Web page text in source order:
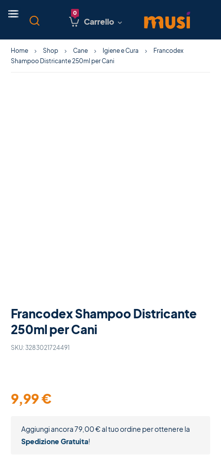
Carrello
Home Shop Cane Igiene e Cura
Francodex
Shampoo Districante 250ml per Cani
Francodex Shampoo Districante
250ml per Cani
SKU: 3283021724491
9,99€
Aggiungi ancora79,00€al tuo ordine per ottenere la
Spedizione Gratuita!